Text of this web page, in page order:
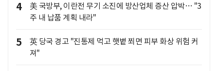
4
美 국방부, 이란전 무기 소진에 방산업체 증산 압박… "3
주 내 납품 계획 내라"
5
英 당국 경고 "진통제 먹고 햇볕 쬐면 피부 화상 위험 커
져"